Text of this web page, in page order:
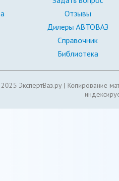
Отзывы
Дилеры АВТОВАЗ
Справочник
Библиотека
ЭкспертВаз.ру | Копирование